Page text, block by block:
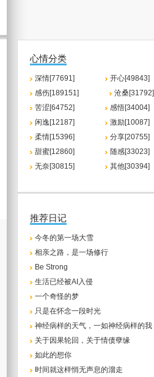
心情分类
深情[77691]
开心[49843]
感伤[189151]
沧桑[31792]
苦涩[64752]
感悟[34004]
闲逸[12187]
激励[10087]
柔情[15396]
分享[20755]
甜蜜[12860]
随感[33023]
无奈[30815]
其他[30394]
推荐日记
今冬的第一场大雪
相亲之路，是一场修行
Be Strong
生活已经被AI入侵
一个奇怪的梦
只是在怀念一段时光
神经病样的天气，一如神经病样的我
关于因果轮回，关于情债孽缘
如此的想你
时间就这样悄无声息的溜走